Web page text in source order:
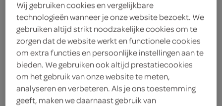
aanbiedingen
De aanbiedingen uit de folder
zijn niet zichtbaar op de
actie- en productenpagina's,
maar worden natuurlijk wél
automatisch verrekend in de
winkelmand.
Wij gebruiken cookies en vergelijkbare
technologieën wanneer je onze website bezoekt. We
gebruiken altijd strikt noodzakelijke cookies om te
zorgen dat de website werkt en functionele cookies
om extra functies en persoonlijke instellingen aan te
bieden. We gebruiken ook altijd prestatiecookies
om het gebruik van onze website te meten,
analyseren en verbeteren. Als je ons toestemming
geeft, maken we daarnaast gebruik van